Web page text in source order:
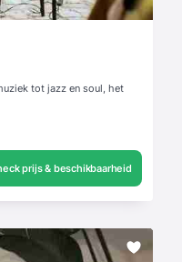
tot jazz en soul, het
prijs & beschikbaarheid